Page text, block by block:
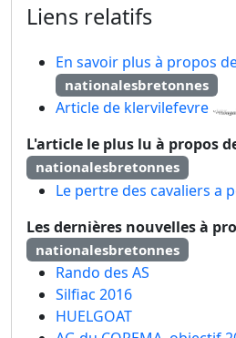
Liens relatifs
En savoir plus à propos
nationalesbretonnes
Article de klervilefevre
L'article le plus lu à propos
nationalesbretonnes
Le pertre des cavaliers a
Les dernières nouvelles à
nationalesbretonnes
Rando des AS
Silfiac 2016
HUELGOAT